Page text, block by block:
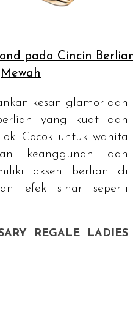
pada Cincin
Mewah
kesan glamor dan
yang kuat dan
Cocok untuk wanita
keanggunan dan
aksen berlian di
efek sinar seperti
REGALE LADIES